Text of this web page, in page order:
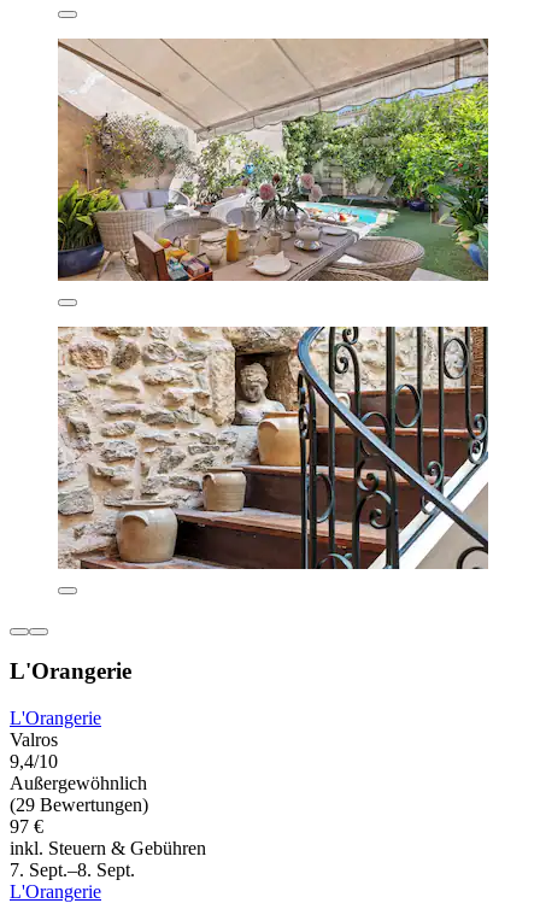
L'Orangerie
L'Orangerie
Valros
9,4/10
Außergewöhnlich
(29 Bewertungen)
97 €
inkl. Steuern & Gebühren
7. Sept.–8. Sept.
L'Orangerie